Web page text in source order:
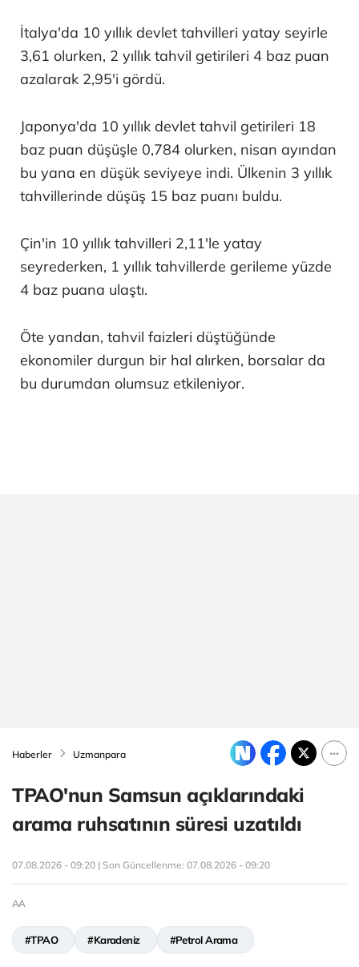
İtalya'da 10 yıllık devlet tahvilleri yatay seyirle
3,61 olurken, 2 yıllık tahvil getirileri 4 baz puan
azalarak 2,95'i gördü.
Japonya'da 10 yıllık devlet tahvil getirileri 18
baz puan düşüşle 0,784 olurken, nisan ayından
bu yana en düşük seviyeye indi. Ülkenin 3 yıllık
tahvillerinde düşüş 15 baz puanı buldu.
Çin'in 10 yıllık tahvilleri 2,11'le yatay
seyrederken, 1 yıllık tahvillerde gerileme yüzde
4 baz puana ulaştı.
Öte yandan, tahvil faizleri düştüğünde
ekonomiler durgun bir hal alırken, borsalar da
bu durumdan olumsuz etkileniyor.
Haberler Uzmanpara
TPAO'nun Samsun açıklarındaki
arama ruhsatının süresi uzatıldı
07.08.2026 - 09:20 | Son Güncellenme: 07.08.2026 - 09:20
AA
#TPAO #Karadeniz #Petrol Arama